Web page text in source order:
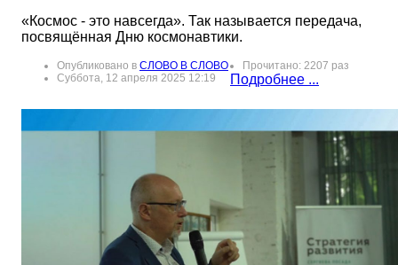
«Космос - это навсегда». Так называется передача,
посвящённая Дню космонавтики.
Опубликовано в СЛОВО В СЛОВО
Прочитано: 2207 раз
Суббота, 12 апреля 2025 12:19
Подробнее ...